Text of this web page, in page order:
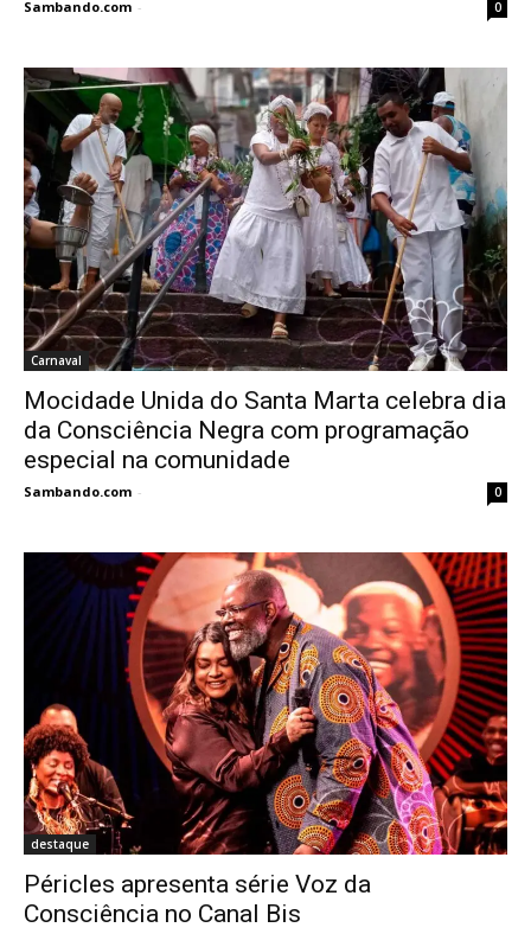
Sambando.com - 0
Carnaval
Mocidade Unida do Santa Marta celebra dia
da Consciência Negra com programação
especial na comunidade
Sambando.com - 0
destaque
Péricles apresenta série Voz da
Consciência no Canal Bis